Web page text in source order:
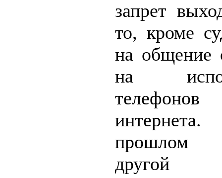
запрет
то, кроме
на общение
на
прошлом
другой